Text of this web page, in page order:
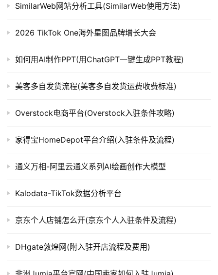
SimilarWeb网站分析工具(SimilarWeb使用方法)
2026 TikTok One海外星图品牌增长大会
如何用AI制作PPT(用ChatGPT一键生成PPT教程)
美客多自发货流程(美客多自发货运费收费标准)
Overstock电商平台(Overstock入驻条件攻略)
家得宝HomeDepot平台介绍(入驻条件及流程)
通义万相-阿里云通义系列AI绘画创作大模型
Kalodata-TikTok数据分析平台
京东个人店铺怎么开(京东个人入驻条件及流程)
DHgate敦煌网(附入驻开店流程及费用)